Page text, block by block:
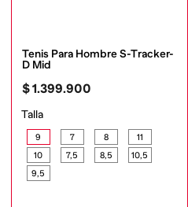
Tenis Para Hombre S-Tracker-
D Mid
$1.399.900
Talla
9 7 8
11
10
7,5 8,5
10,5
9,5